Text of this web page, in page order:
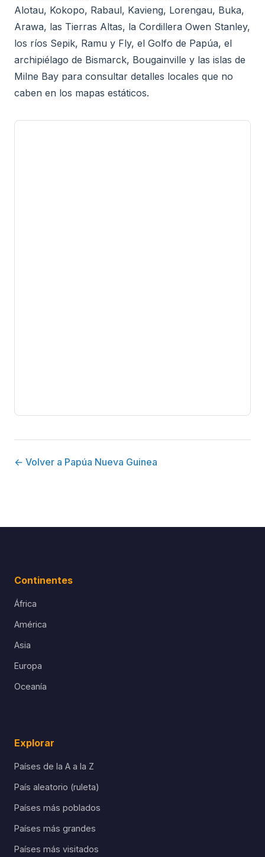
Alotau, Kokopo, Rabaul, Kavieng, Lorengau, Buka,
Arawa, las Tierras Altas, la Cordillera Owen Stanley,
los ríos Sepik, Ramu y Fly, el Golfo de Papúa, el
archipiélago de Bismarck, Bougainville y las islas de
Milne Bay para consultar detalles locales que no
caben en los mapas estáticos.
← Volver a Papúa Nueva Guinea
Continentes
África
América
Asia
Europa
Oceanía
Explorar
Países de la A a la Z
País aleatorio (ruleta)
Países más poblados
Países más grandes
Países más visitados